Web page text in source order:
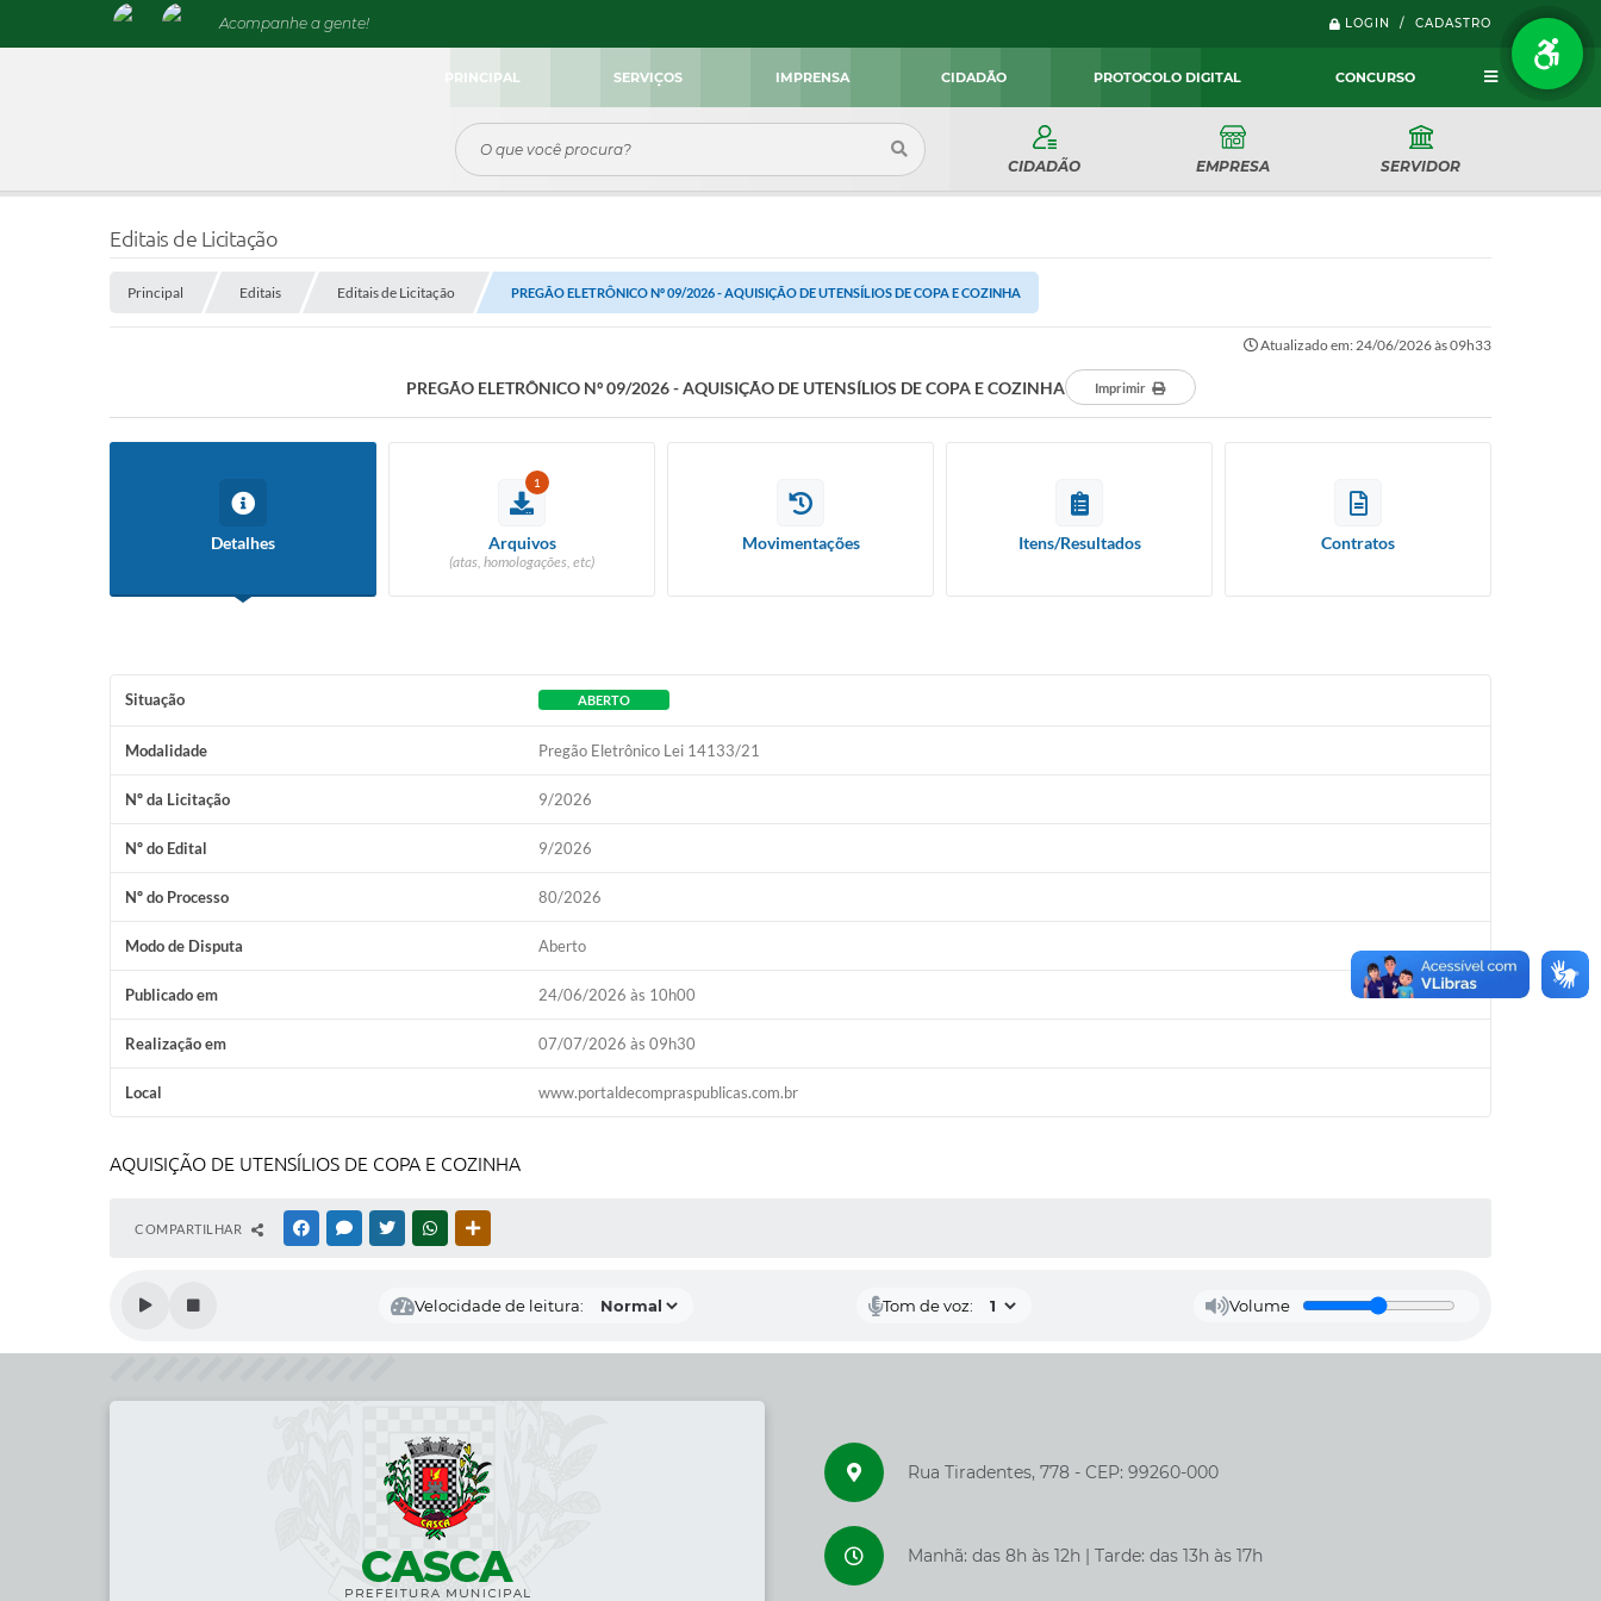
LOGIN / CADASTRO
Acompanhe a gente!
PRINCIPAL SERVIÇOS IMPRENSA CIDADÃO PROTOCOLO DIGITAL CONCURSO
CIDADÃO EMPRESA SERVIDOR
Editais de Licitação
Principal Editais Editais de Licitação PREGÃO ELETRÔNICO Nº 09/2026 - AQUISIÇÃO DE UTENSÍLIOS DE COPA E COZINHA
Atualizado em: 24/06/2026 às 09h33
PREGÃO ELETRÔNICO Nº 09/2026 - AQUISIÇÃO DE UTENSÍLIOS DE COPA E COZINHA Imprimir
Detalhes
1
Arquivos
(atas, homologações, etc)
Movimentações Itens/Resultados Contratos
Situação ABERTO
Modalidade Pregão Eletrônico Lei 14133/21
Nº da Licitação 9/2026
Nº do Edital 9/2026
Nº do Processo 80/2026
Modo de Disputa Aberto
Publicado em 24/06/2026 às 10h00
Realização em 07/07/2026 às 09h30
Local www.portaldecompraspublicas.com.br
AQUISIÇÃO DE UTENSÍLIOS DE COPA E COZINHA
COMPARTILHAR FACEBOOKMESSENGER
TWITTERWHATSAPP
Velocidade de leitura: Tom de voz: Volume
Rua Tiradentes, 778 - CEP: 99260-000
Manhã: das 8h às 12h | Tarde: das 13h às 17h